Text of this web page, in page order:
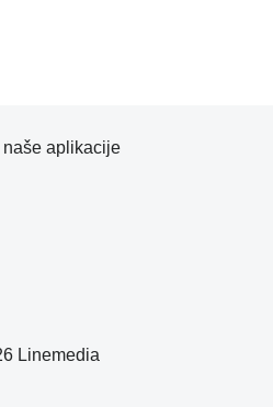
Linemedia
naše aplikacije